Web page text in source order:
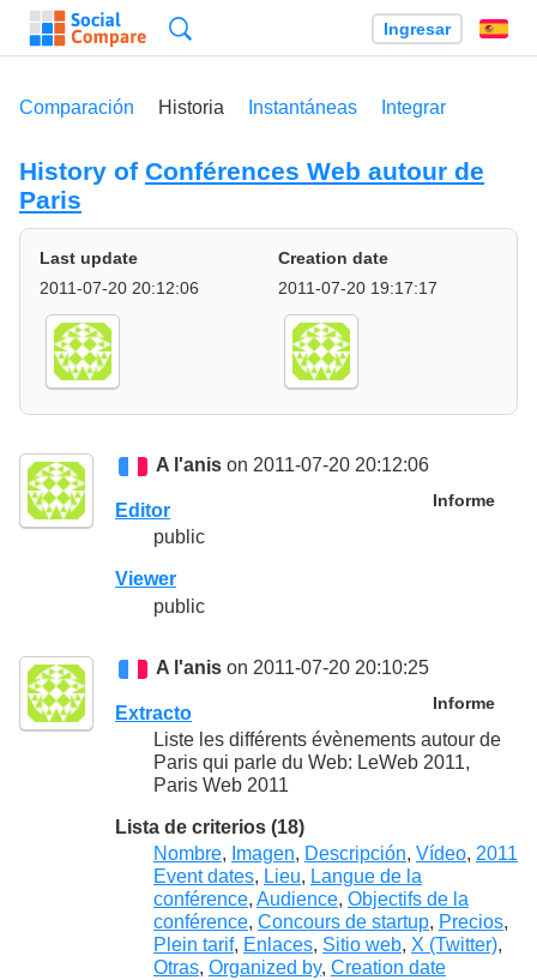
Ingresar
Comparación Historia Instantáneas Integrar
History of Conférences Web autour de
Paris
Last update
2011-07-20 20:12:06
Creation date
2011-07-20 19:17:17
A l'anis on 2011-07-20 20:12:06
Informe
Editor
public
Viewer
public
A l'anis on 2011-07-20 20:10:25
Informe
Extracto
Liste les différents évènements autour de
Paris qui parle du Web: LeWeb 2011,
Paris Web 2011
Lista de criterios (18)
Nombre, Imagen, Descripción, Vídeo, 2011
Event dates, Lieu, Langue de la
conférence, Audience, Objectifs de la
conférence, Concours de startup, Precios,
Plein tarif, Enlaces, Sitio web, X (Twitter),
Otras, Organized by, Creation date